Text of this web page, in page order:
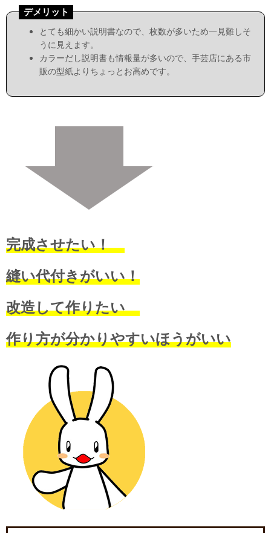
デメリット
とても細かい説明書なので、枚数が多いため一見難しそ
うに見えます。
カラーだし説明書も情報量が多いので、手芸店にある市
販の型紙よりちょっとお高めです。
完成させたい！
縫い代付きがいい！
改造して作りたい
作り方が分かりやすいほうがいい